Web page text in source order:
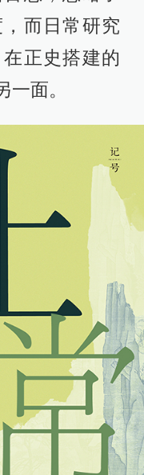
而日常研究
正史搭建的
面。